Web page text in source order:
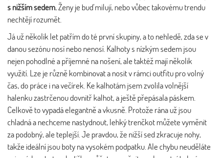
s nižším sedem.Ženy je buď milují, nebo vůbec takovému trendu
nechtějí rozumět.
Já už několik let patřím do té první skupiny, a to nehledě, zda se v
danou sezónu nosí nebo nenosí. Kalhoty s nízkým sedem jsou
nejen pohodlné a příjemné na nošení, ale taktéž mají několik
využití. Lze je různě kombinovat a nosit v rámci outfitu pro volný
čas, do práce i na večírek. Ke kalhotám jsem zvolila volnější
halenku zastrčenou dovnitř kalhot, a ještě přepásala páskem.
Celkově to vypadá elegantně a vkusně. Protože rána už jsou
chladná a nechceme nastydnout, lehký trenčkot můžete vyměnit
za podobný, ale teplejší. Je pravdou, že nižší sed zkracuje nohy,
takže ideální jsou boty na vysokém podpatku. Ale chybu neuděláte